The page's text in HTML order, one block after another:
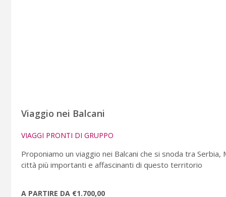
Viaggio nei Balcani
VIAGGI PRONTI DI GRUPPO
Proponiamo un viaggio nei Balcani che si snoda tra
città più importanti e affascinanti di questo territorio
A PARTIRE DA €1.700,00